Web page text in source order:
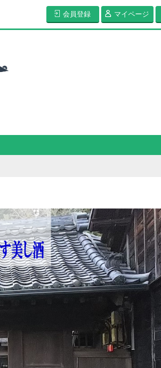
会員登録 マイページ